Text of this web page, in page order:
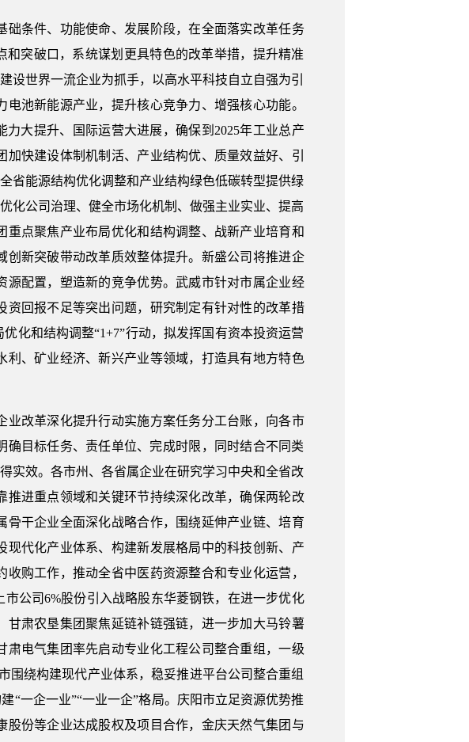
础条件、功能使命、发展阶段，在全面落实改革任务
突破口，系统谋划更具特色的改革举措，提升精准
设世界一流企业为抓手，以高水平科技自立自强为引
池新能源产业，提升核心竞争力、增强核心功能。
大提升、国际运营大进展，确保到2025年工业总产
快建设体制机制活、产业结构优、质量效益好、引
省能源结构优化调整和产业结构绿色低碳转型提供绿
化公司治理、健全市场化机制、做强主业实业、提高
点聚焦产业布局优化和结构调整、战新产业培育和
新突破带动改革质效整体提升。新盛公司将推进企
配置，塑造新的竞争优势。武威市针对市属企业经
回报不足等突出问题，研究制定有针对性的改革措
化和结构调整“1+7”行动，拟发挥国有资本投资运营
、矿业经济、新兴产业等领域，打造具有地方特色
业改革深化提升行动实施方案任务分工台账，向各市
确目标任务、责任单位、完成时限，同时结合不同类
实效。各市州、各省属企业在研究学习中央和全省改
进重点领域和关键环节持续深化改革，确保两轮改
干企业全面深化战略合作，围绕延伸产业链、培育
代化产业体系、构建新发展格局中的科技创新、产
购工作，推动全省中医药资源整合和专业化运营，
公司6%股份引入战略股东华菱钢铁，在进一步优化
甘肃农垦集团聚焦延链补链强链，进一步加大马铃薯
电气集团率先启动专业化工程公司整合重组，一级
围绕构建现代产业体系，稳妥推进平台公司整合重组
“一企一业”“一业一企”格局。庆阳市立足资源优势推
份等企业达成股权及项目合作，金庆天然气集团与